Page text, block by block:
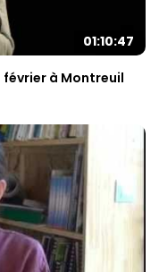
01:10:47
février à Montreuil